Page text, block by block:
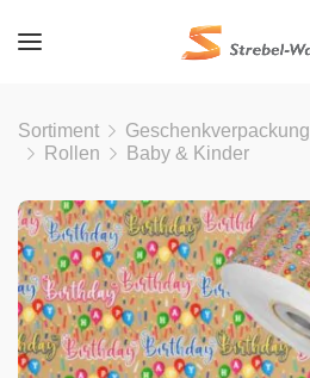
Sortiment Geschenkverpackung
Rollen
Baby & Kinder